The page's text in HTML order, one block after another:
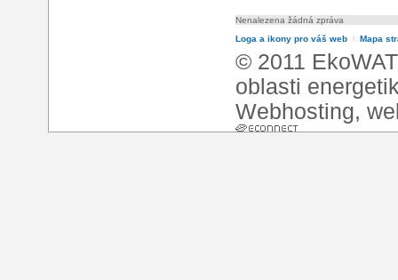
Nenalezena žádná zpráva
Loga a ikony pro váš web l Mapa
© 2011
oblasti
Webhosting,